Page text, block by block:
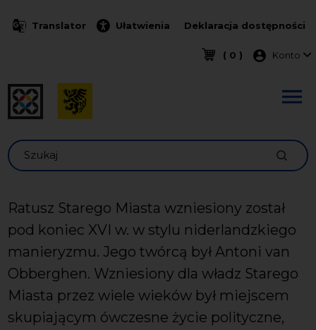
Translator Ułatwienia Deklaracja dostępności
( 0 ) Menu
Konto
Szukaj
Ratusz Starego Miasta wzniesiony został
pod koniec XVI w. w stylu niderlandzkiego
manieryzmu. Jego twórcą był Antoni van
Obberghen. Wzniesiony dla władz Starego
Miasta przez wiele wieków był miejscem
skupiającym ówczesne życie polityczne,